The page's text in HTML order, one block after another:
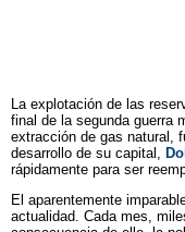
La explotación de las
final de la segunda guerra
extracción de gas natural,
desarrollo de su capital,
rápidamente para ser
El aparentemente
actualidad. Cada mes,